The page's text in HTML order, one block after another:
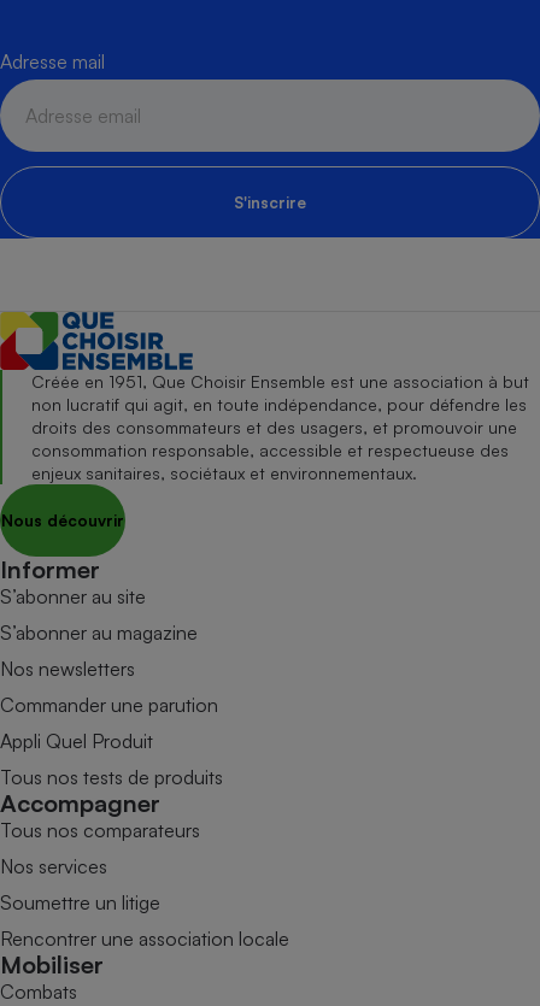
Adresse mail
S'inscrire
Créée en 1951, Que Choisir Ensemble est une association à but
non lucratif qui agit, en toute indépendance, pour défendre les
droits des consommateurs et des usagers, et promouvoir une
consommation responsable, accessible et respectueuse des
enjeux sanitaires, sociétaux et environnementaux.
Nous découvrir
Informer
S’abonner au site
S’abonner au magazine
Nos newsletters
Commander une parution
Appli Quel Produit
Tous nos tests de produits
Accompagner
Tous nos comparateurs
Nos services
Soumettre un litige
Rencontrer une association locale
Mobiliser
Combats